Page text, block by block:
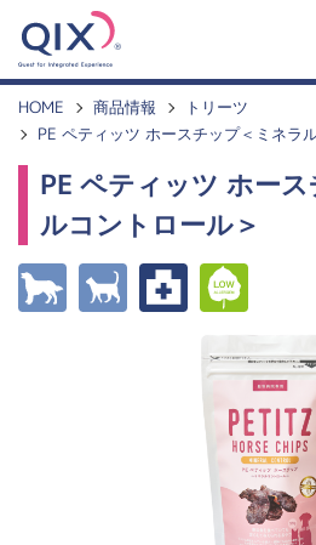
HOME
商品情報
トリーツ
PE ペティッツ ホースチップ＜ミネラ
PE ペティッツ ホー
ルコントロール＞